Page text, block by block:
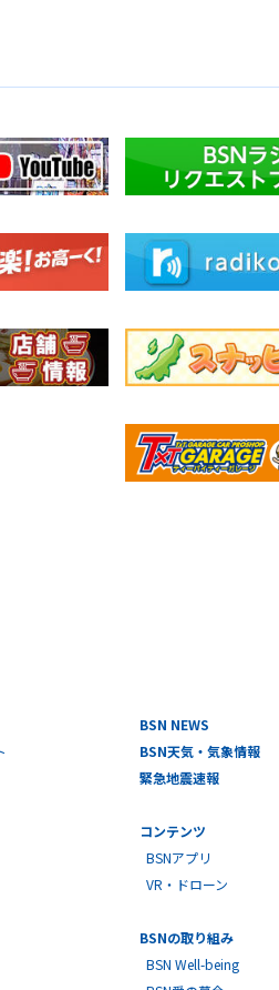
BSN NEWS
BSN天気・気象情報
緊急地震速報
コンテンツ
BSNアプリ
VR・ドローン
BSNの取り組み
BSN Well-being
BSN愛の募金